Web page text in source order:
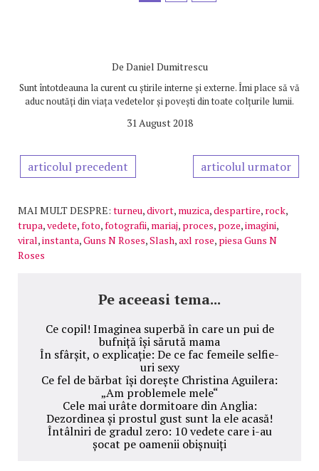
De Daniel Dumitrescu
Sunt întotdeauna la curent cu știrile interne și externe. Îmi place să vă
aduc noutăți din viața vedetelor și povești din toate colțurile lumii.
31 August 2018
articolul precedent articolul urmator
MAI MULT DESPRE: turneu,divort, muzica,despartire, rock,
trupa,vedete,foto,fotografii, mariaj, proces, poze,imagini,
viral,instanta,Guns N Roses,Slash,axl rose, piesa Guns N
Roses
Pe aceeasi tema...
Ce copil! Imaginea superbă în care un pui de
bufniță își sărută mama
În sfârșit, o explicație: De ce fac femeile selfie-
uri sexy
Ce fel de bărbat își dorește Christina Aguilera:
„Am problemele mele“
Cele mai urâte dormitoare din Anglia:
Dezordinea și prostul gust sunt la ele acasă!
Întâlniri de gradul zero: 10 vedete care i-au
șocat pe oamenii obișnuiți